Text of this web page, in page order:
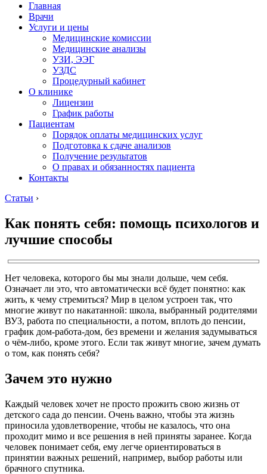
Главная
Врачи
Услуги и цены
Медицинские комиссии
Медицинские анализы
УЗИ, ЭЭГ
УЗДС
Процедурный кабинет
О клинике
Лицензии
График работы
Пациентам
Порядок оплаты медицинских услуг
Подготовка к сдаче анализов
Получение результатов
О правах и обязанностях пациента
Контакты
Статьи ›
Как понять себя: помощь психологов и
лучшие способы
Нет человека, которого бы мы знали дольше, чем себя.
Означает ли это, что автоматически всё будет понятно: как
жить, к чему стремиться? Мир в целом устроен так, что
многие живут по накатанной: школа, выбранный родителями
ВУЗ, работа по специальности, а потом, вплоть до пенсии,
график дом-работа-дом, без времени и желания задумываться
о чём-либо, кроме этого. Если так живут многие, зачем думать
о том, как понять себя?
Зачем это нужно
Каждый человек хочет не просто прожить свою жизнь от
детского сада до пенсии. Очень важно, чтобы эта жизнь
приносила удовлетворение, чтобы не казалось, что она
проходит мимо и все решения в ней приняты заранее. Когда
человек понимает себя, ему легче ориентироваться в
принятии важных решений, например, выбор работы или
брачного спутника.